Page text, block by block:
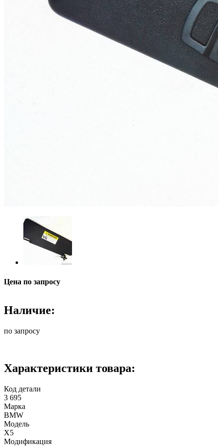
Цена по запросу
Наличие:
по запросу
Характеристики товара:
Код детали
3 695
Марка
BMW
Модель
X5
Модификация